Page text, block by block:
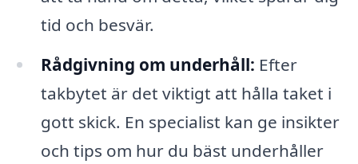
tid och besvär.
Rådgivning om underhåll: Efter
takbytet är det viktigt att hålla taket i
gott skick. En specialist kan ge insikter
och tips om hur du bäst underhåller